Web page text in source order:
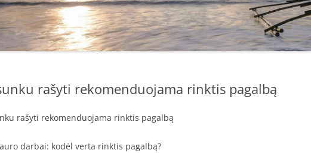
rašyti rekomenduojama rinktis pagalbą
rašyti rekomenduojama rinktis pagalbą
darbai: kodėl verta rinktis pagalbą?